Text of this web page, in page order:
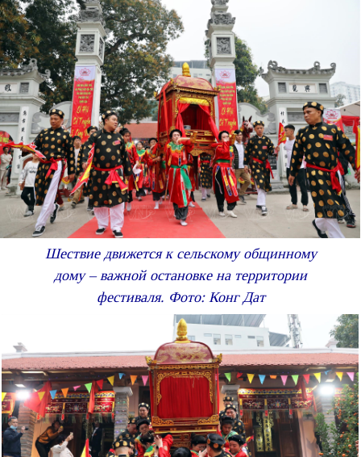
Шествие движется к сельскому общинному
дому – важной остановке на территории
фестиваля. Фото: Конг Дат